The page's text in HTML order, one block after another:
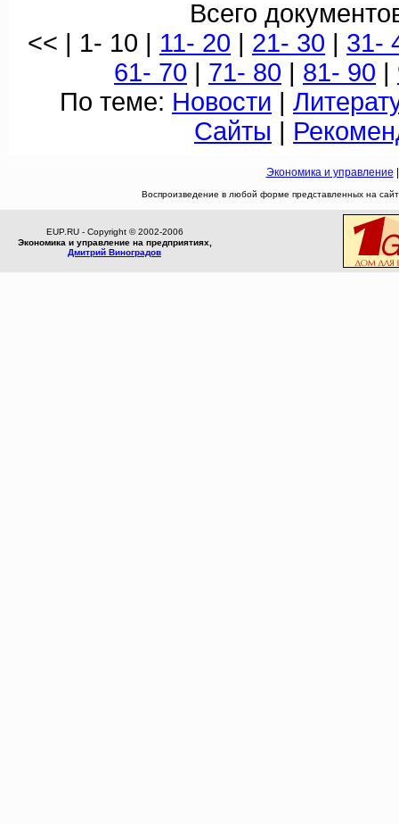
Всего
<< | 1- 10 | 11- 20 | 21- 30 | 31-
61- 70 | 71- 80 | 81- 90 |
По теме: Новости |
Сайты |
Экономика и управление
Воспроизведение в любой форме представленных на
EUP.RU - Copyright © 2002-2006
Экономика и управление на предприятиях,
Дмитрий Виноградов